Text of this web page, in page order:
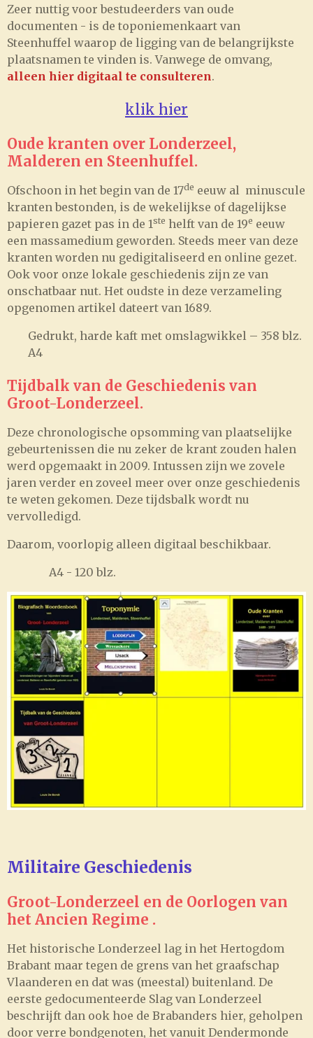
Zeer nuttig voor bestudeerders van oude
documenten - is de toponiemenkaart van
Steenhuffel waarop de ligging van de belangrijkste
plaatsnamen te vinden is. Vanwege de omvang,
alleen hier digitaal te consulteren.
klik hier
Oude kranten over Londerzeel,
Malderen en Steenhuffel.
Ofschoon in het begin van de 17de eeuw al minuscule
kranten bestonden, is de wekelijkse of dagelijkse
papieren gazet pas in de 1ste helft van de 19e eeuw
een massamedium geworden. Steeds meer van deze
kranten worden nu gedigitaliseerd en online gezet.
Ook voor onze lokale geschiedenis zijn ze van
onschatbaar nut. Het oudste in deze verzameling
opgenomen artikel dateert van 1689.
Gedrukt, harde kaft met omslagwikkel – 358 blz.
A4
Tijdbalk van de Geschiedenis van
Groot-Londerzeel.
Deze chronologische opsomming van plaatselijke
gebeurtenissen die nu zeker de krant zouden halen
werd opgemaakt in 2009. Intussen zijn we zovele
jaren verder en zoveel meer over onze geschiedenis
te weten gekomen. Deze tijdsbalk wordt nu
vervolledigd.
Daarom, voorlopig alleen digitaal beschikbaar.
A4 - 120 blz.
Militaire Geschiedenis
Groot-Londerzeel en de Oorlogen van
het Ancien Regime .
Het historische Londerzeel lag in het Hertogdom
Brabant maar tegen de grens van het graafschap
Vlaanderen en dat was (meestal) buitenland. De
eerste gedocumenteerde Slag van Londerzeel
beschrijft dan ook hoe de Brabanders hier, geholpen
door verre bondgenoten, het vanuit Dendermonde